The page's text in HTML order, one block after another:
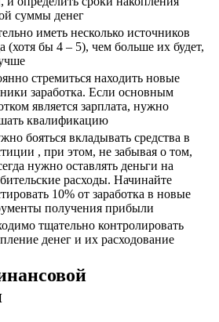
суммы денег
иметь несколько источников
(хотя бы 4 – 5), чем больше их будет,
стремиться находить новые
заработка. Если основным
является зарплата, нужно
квалификацию
бояться вкладывать средства в
, при этом, не забывая о том,
нужно оставлять деньги на
расходы. Начинайте
10% от заработка в новые
получения прибыли
тщательно контролировать
денег и их расходование